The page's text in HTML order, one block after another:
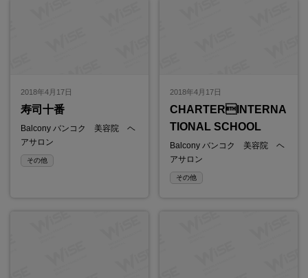
2018年4月17日
寿司十番
Balcony バンコク 美容院 ヘ
アサロン
その他
2018年4月17日
CHARTERINTERNA
TIONAL SCHOOL
Balcony バンコク 美容院 ヘ
アサロン
その他